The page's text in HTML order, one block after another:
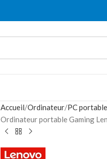
Accueil Ordinateur PC portable
Ordinateur portable Gaming